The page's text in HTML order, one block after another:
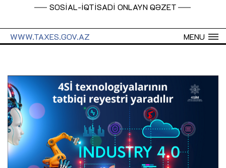
SOSİAL-İQTİSADİ ONLAYN QƏZET
MENU
WWW.TAXES.GOV.AZ